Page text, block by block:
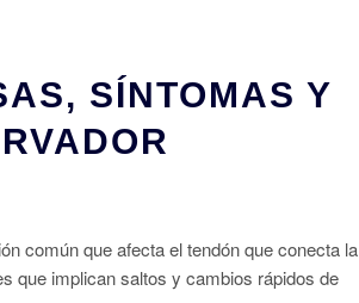
SÍNTOMAS Y
común que afecta el tendón que conecta la
que implican saltos y cambios rápidos de